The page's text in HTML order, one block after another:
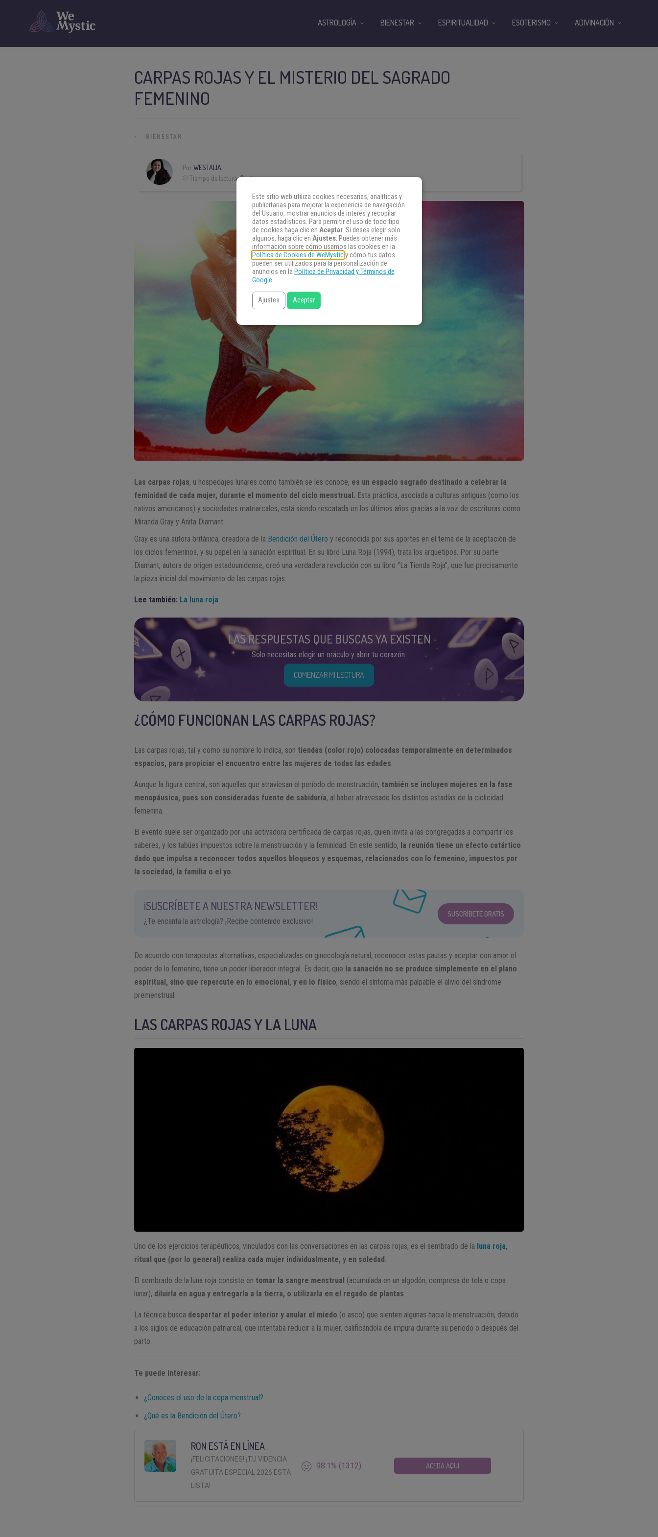
CARPAS ROJAS Y EL MISTERIO DEL SAGRADO
FEMENINO
» BIENESTAR
Por WESTALIA
Tiempo de lectura:3 min
Las carpas rojas, u hospedajes lunares como también se les conoce, es un espacio sagrado destinado a celebrar la
feminidad de cada mujer, durante el momento del ciclo menstrual. Esta práctica, asociada a culturas antiguas (como los
nativos americanos) y sociedades matriarcales, está siendo rescatada en los últimos años gracias a la voz de escritoras como
Miranda Gray y Anita Diamant.
Gray es una autora británica, creadora de la Bendición del Útero y reconocida por sus aportes en el tema de la aceptación de
los ciclos femeninos, y su papel en la sanación espiritual. En su libro Luna Roja (1994), trata los arquetipos. Por su parte
Diamant, autora de origen estadounidense, creó una verdadera revolución con su libro “La Tienda Roja”, que fue precisamente
la pieza inicial del movimiento de las carpas rojas.
Lee también: La luna roja
LAS RESPUESTAS QUE BUSCAS YA EXISTEN
Solo necesitas elegir un oráculo y abrir tu corazón.
COMENZAR MI LECTURA
¿CÓMO FUNCIONAN LAS CARPAS ROJAS?
Las carpas rojas, tal y como su nombre lo indica, son tiendas (color rojo) colocadas temporalmente en determinados
espacios, para propiciar el encuentro entre las mujeres de todas las edades.
Aunque la figura central, son aquellas que atraviesan el período de menstruación, también se incluyen mujeres en la fase
menopáusica, pues son consideradas fuente de sabiduría, al haber atravesado los distintos estadías de la ciclicidad
femenina.
El evento suele ser organizado por una activadora certificada de carpas rojas, quien invita a las congregadas a compartir los
saberes, y los tabúes impuestos sobre la menstruación y la feminidad. En este sentido, la reunión tiene un efecto catártico
dado que impulsa a reconocer todos aquellos bloqueos y esquemas, relacionados con lo femenino, impuestos por
la sociedad, la familia o el yo.
¡SUSCRÍBETE A NUESTRA NEWSLETTER!
¿Te encanta la astrología? ¡Recibe contenido exclusivo!
SUSCRÍBETE GRATIS
De acuerdo con terapeutas alternativas, especializadas en ginecología natural, reconocer estas pautas y aceptar con amor el
poder de lo femenino, tiene un poder liberador integral. Es decir, que la sanación no se produce simplemente en el plano
espiritual, sino que repercute en lo emocional, y en lo físico, siendo el síntoma más palpable el alivio del síndrome
premenstrual.
LAS CARPAS ROJAS Y LA LUNA
Uno de los ejercicios terapéuticos, vinculados con las conversaciones en las carpas rojas, es el sembrado de la luna roja,
ritual que (por lo general) realiza cada mujer individualmente, y en soledad.
El sembrado de la luna roja consiste en tomar la sangre menstrual (acumulada en un algodón, compresa de tela o copa
lunar), diluirla en agua y entregarla a la tierra, o utilizarla en el regado de plantas.
La técnica busca despertar el poder interior y anular el miedo (o asco) que sienten algunas hacia la menstruación, debido
a los siglos de educación patriarcal, que intentaba reducir a la mujer, calificándola de impura durante su período o después del
parto.
Te puede interesar:
¿Conoces el uso de la copa menstrual?
¿Qué es la Bendición del Útero?
RON ESTÁ EN LÍNEA
¡FELICITACIONES! ¡TU VIDENCIA
GRATUITA ESPECIAL 2026 ESTÁ
LISTA!
98.1% (1312) ACEDA AQUI
ASTROLOGÍA BIENESTAR ESPIRITUALIDAD ESOTERISMO ADIVINACIÓN
Este sitio web utiliza cookies necesarias, analíticas y
publicitarias para mejorar la experiencia de navegación
del Usuario, mostrar anuncios de interés y recopilar
datos estadísticos. Para permitir el uso de todo tipo
de cookies haga clic en Aceptar. Si desea elegir solo
algunos, haga clic en Ajustes. Puedes obtener más
información sobre cómo usamos las cookies en la
Política de Cookies de WeMysticy cómo tus datos
pueden ser utilizados para la personalización de
anuncios en la Política de Privacidad y Términos de
Google.
Ajustes Aceptar